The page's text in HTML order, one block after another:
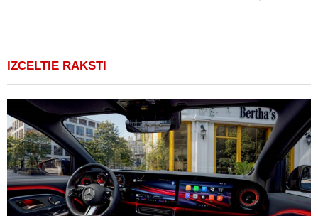
IZCELTIE RAKSTI